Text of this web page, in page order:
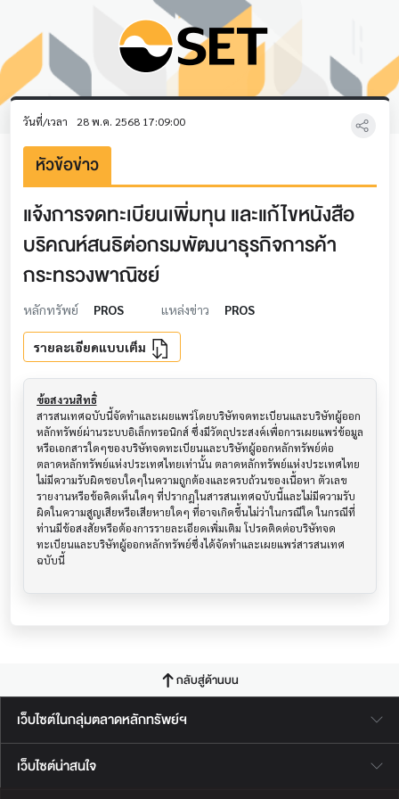
วันที่/เวลา 28 พ.ค. 2568 17:09:00
หัวข้อข่าว
แจ้งการจดทะเบียนเพิ่มทุน และแก้ไขหนังสือ
บริคณห์สนธิต่อกรมพัฒนาธุรกิจการค้า
กระทรวงพาณิชย์
หลักทรัพย์ PROS แหล่งข่าว PROS
รายละเอียดแบบเต็ม
ข้อสงวนสิทธิ์
สารสนเทศฉบับนี้จัดทำและเผยแพร่โดยบริษัทจดทะเบียนและบริษัทผู้ออก
หลักทรัพย์ผ่านระบบอิเล็กทรอนิกส์ ซึ่งมีวัตถุประสงค์เพื่อการเผยแพร่ข้อมูล
หรือเอกสารใดๆของบริษัทจดทะเบียนและบริษัทผู้ออกหลักทรัพย์ต่อ
ตลาดหลักทรัพย์แห่งประเทศไทยเท่านั้น ตลาดหลักทรัพย์แห่งประเทศไทย
ไม่มีความรับผิดชอบใดๆในความถูกต้องและครบถ้วนของเนื้อหา ตัวเลข
รายงานหรือข้อคิดเห็นใดๆ ที่ปรากฎในสารสนเทศฉบับนี้และไม่มีความรับ
ผิดในความสูญเสียหรือเสียหายใดๆ ที่อาจเกิดขึ้นไม่ว่าในกรณีใด ในกรณีที่
ท่านมีข้อสงสัยหรือต้องการรายละเอียดเพิ่มเติม โปรดติดต่อบริษัทจด
ทะเบียนและบริษัทผู้ออกหลักทรัพย์ซึ่งได้จัดทำและเผยแพร่สารสนเทศ
ฉบับนี้
กลับสู่ด้านบน
เว็บไซต์ในกลุ่มตลาดหลักทรัพย์ฯ
เว็บไซต์น่าสนใจ